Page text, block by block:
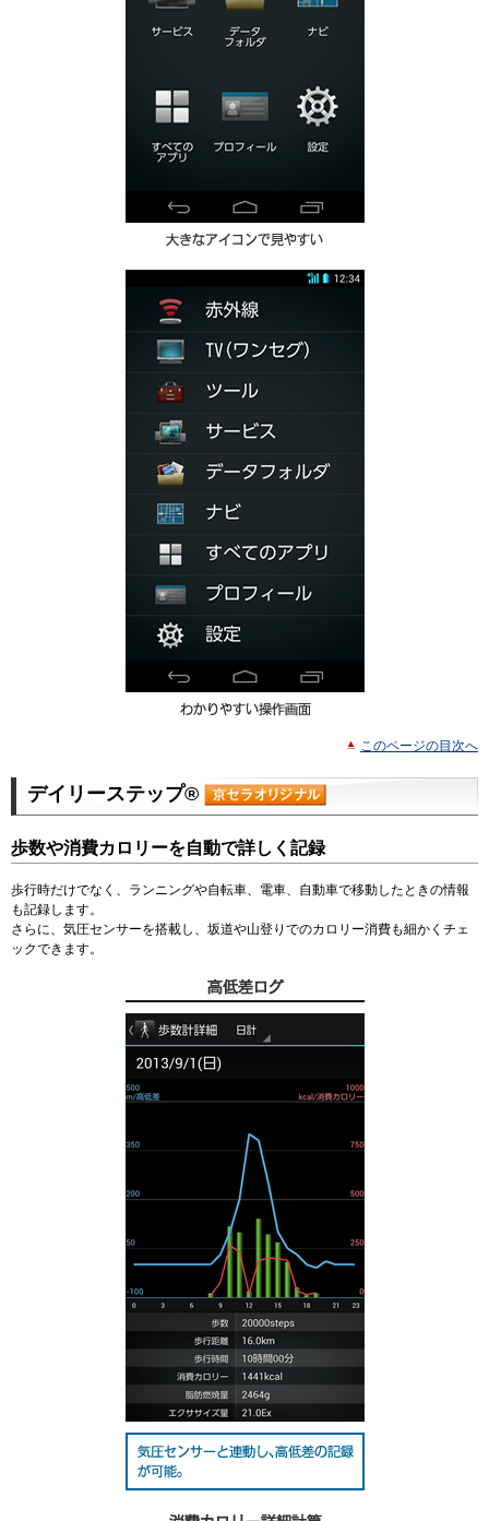
このページの目次へ
デイリーステップ®
歩数や消費カロリーを自動で詳しく記録
歩行時だけでなく、ランニングや自転車、電車、自動車で移動したときの情報
も記録します。
さらに、気圧センサーを搭載し、坂道や山登りでのカロリー消費も細かくチェ
ックできます。